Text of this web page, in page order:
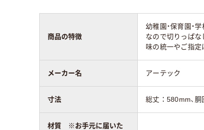
商品の特徴
幼稚園・保育園・
なので切りっぱな
味の統一やご指定
メーカー名 アーテック
寸法 総丈：580mm、
材質 ※お手元に届いた